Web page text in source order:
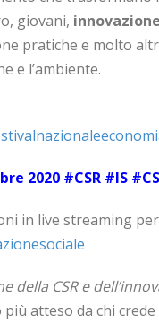
giovani, innovazione
pratiche e molto
e l’ambiente.
2020 #CSR #IS
in live streaming
della CSR e
più atteso da chi crede